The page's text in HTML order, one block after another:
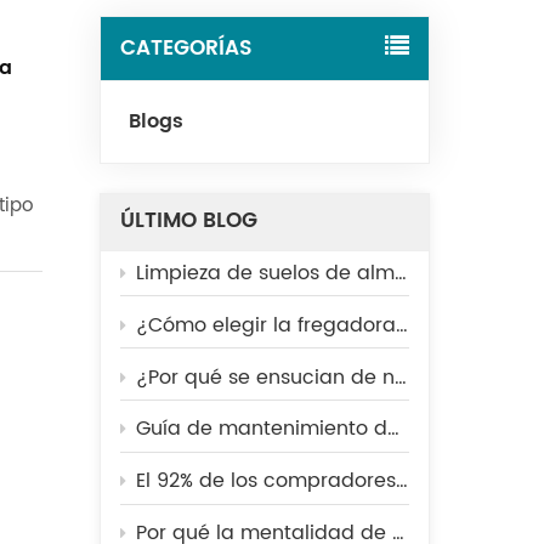
Tiếng Việt
CATEGORÍAS
Blogs
ÚLTIMO BLOG
Limpieza de suelos de almacén: Limpieza manual frente a fregadora industrial.
¿Cómo elegir la fregadora de suelos adecuada para una planta de fabricación?
¿Por qué se ensucian de nuevo los suelos de las fábricas después de limpiarlos? 5 errores comunes que debes evitar.
Guía de mantenimiento de fregadoras de suelos para el verano: 5 consejos esenciales para que su máquina funcione al máximo rendimiento.
El 92% de los compradores abandona las tiendas sucias: cómo los centros comerciales deberían mejorar su estrategia de limpieza.
Por qué la mentalidad de "limpiar lo suficiente" está perjudicando la eficiencia a largo plazo de su fábrica.